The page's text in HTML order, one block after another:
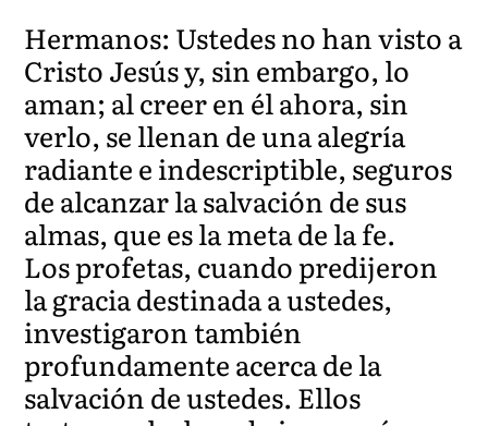
Hermanos: Ustedes no han visto a
Cristo Jesús y, sin embargo, lo
aman; al creer en él ahora, sin
verlo, se llenan de una alegría
radiante e indescriptible, seguros
de alcanzar la salvación de sus
almas, que es la meta de la fe.
Los profetas, cuando predijeron
la gracia destinada a ustedes,
investigaron también
profundamente acerca de la
salvación de ustedes. Ellos